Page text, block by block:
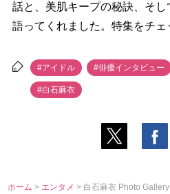
話と、美肌キープの秘訣、そ
語ってくれました。特集をチェ
#アイドル #俳優インタビュー
#白石麻衣
ホーム > エンタメ> 白石麻衣 Photo Gallery